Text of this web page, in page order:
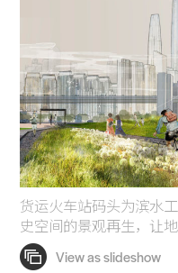
货运火车站码头为滨水
史空间的景观再生，让